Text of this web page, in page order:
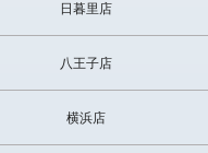
日暮里店
八王子店
横浜店